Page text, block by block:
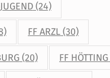
(24)
FF ARZL (30)
(20) FF HÖTTING